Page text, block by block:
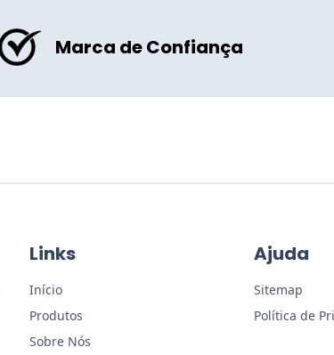
Marca de Confiança
Links
Início
Produtos
Sobre Nós
Ajuda
Sitemap
Política de